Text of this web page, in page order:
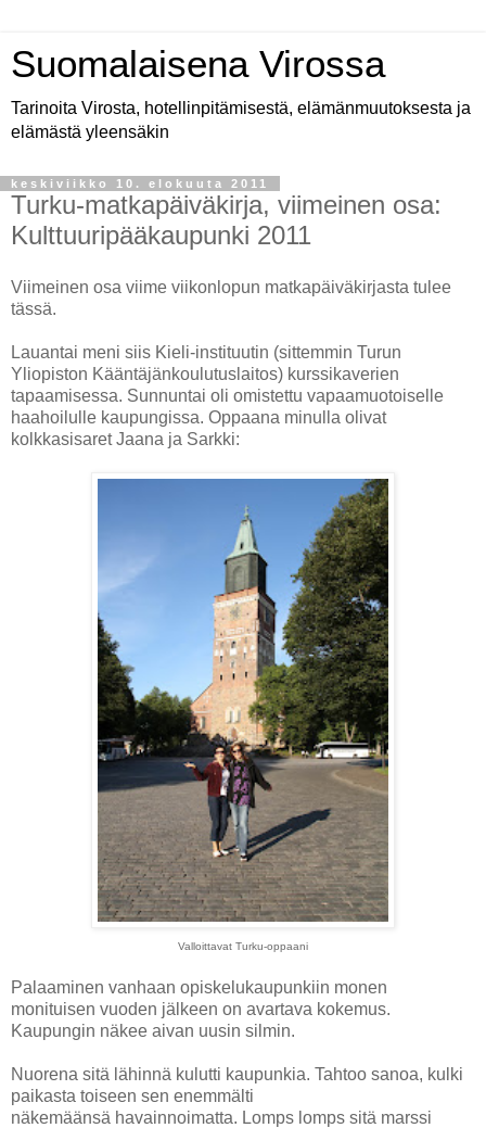
Suomalaisena Virossa
Tarinoita Virosta, hotellinpitämisestä, elämänmuutoksesta ja
elämästä yleensäkin
keskiviikko 10. elokuuta 2011
Turku-matkapäiväkirja, viimeinen osa:
Kulttuuripääkaupunki 2011
Viimeinen osa viime viikonlopun matkapäiväkirjasta tulee
tässä.
Lauantai meni siis Kieli-instituutin (sittemmin Turun
Yliopiston Kääntäjänkoulutuslaitos) kurssikaverien
tapaamisessa. Sunnuntai oli omistettu vapaamuotoiselle
haahoilulle kaupungissa. Oppaana minulla olivat
kolkkasisaret Jaana ja Sarkki:
Valloittavat Turku-oppaani
Palaaminen vanhaan opiskelukaupunkiin monen
monituisen vuoden jälkeen on avartava kokemus.
Kaupungin näkee aivan uusin silmin.
Nuorena sitä lähinnä kulutti kaupunkia. Tahtoo sanoa, kulki
paikasta toiseen sen enemmälti
näkemäänsä havainnoimatta. Lomps lomps sitä marssi